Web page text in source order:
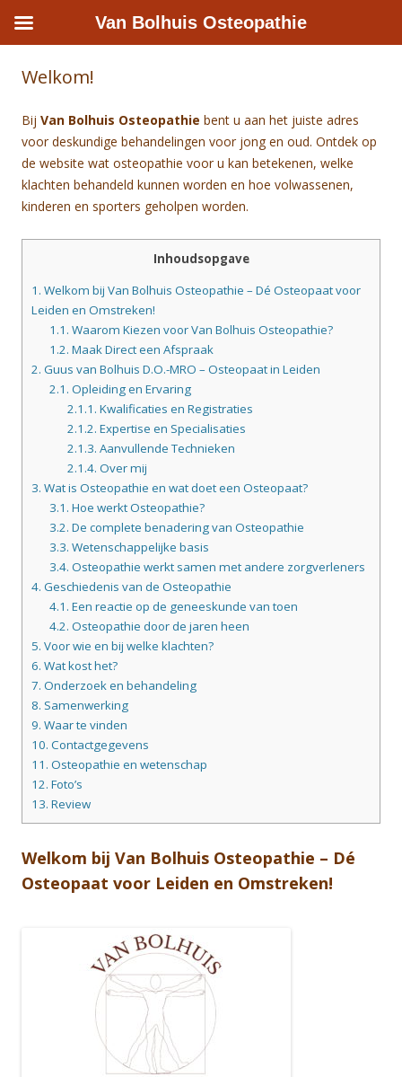
Welkom!
Bij Van Bolhuis Osteopathie bent u aan het juiste adres
voor deskundige behandelingen voor jong en oud. Ontdek op
de website wat osteopathie voor u kan betekenen, welke
klachten behandeld kunnen worden en hoe volwassenen,
kinderen en sporters geholpen worden.
Inhoudsopgave
1. Welkom bij Van Bolhuis Osteopathie – Dé Osteopaat voor
Leiden en Omstreken!
1.1. Waarom Kiezen voor Van Bolhuis Osteopathie?
1.2. Maak Direct een Afspraak
2. Guus van Bolhuis D.O.-MRO – Osteopaat in Leiden
2.1. Opleiding en Ervaring
2.1.1. Kwalificaties en Registraties
2.1.2. Expertise en Specialisaties
2.1.3. Aanvullende Technieken
2.1.4. Over mij
3. Wat is Osteopathie en wat doet een Osteopaat?
3.1. Hoe werkt Osteopathie?
3.2. De complete benadering van Osteopathie
3.3. Wetenschappelijke basis
3.4. Osteopathie werkt samen met andere zorgverleners
4. Geschiedenis van de Osteopathie
4.1. Een reactie op de geneeskunde van toen
4.2. Osteopathie door de jaren heen
5. Voor wie en bij welke klachten?
6. Wat kost het?
7. Onderzoek en behandeling
8. Samenwerking
9. Waar te vinden
10. Contactgegevens
11. Osteopathie en wetenschap
12. Foto’s
13. Review
Welkom bij Van Bolhuis Osteopathie – Dé
Osteopaat voor Leiden en Omstreken!
Van Bolhuis Osteopathie